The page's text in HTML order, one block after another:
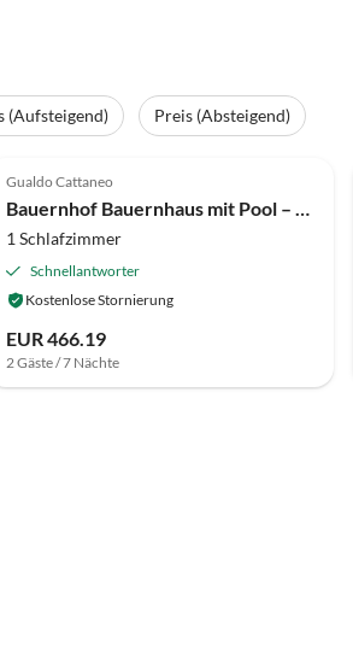
(Aufsteigend)
Preis (Absteigend)
Gualdo Cattaneo
Bauernhof Bauernhaus mit Pool – Haustiere willkommen!
1 Schlafzimmer
Schnellantworter
Kostenlose Stornierung
EUR 466.19
2 Gäste / 7 Nächte